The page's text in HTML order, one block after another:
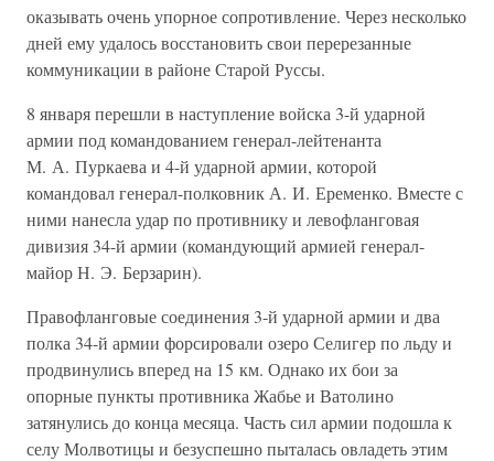
оказывать очень упорное сопротивление. Через несколько
дней ему удалось восстановить свои перерезанные
коммуникации в районе Старой Руссы.
8 января перешли в наступление войска 3-й ударной
армии под командованием генерал-лейтенанта
М. А. Пуркаева и 4-й ударной армии, которой
командовал генерал-полковник А. И. Еременко. Вместе с
ними нанесла удар по противнику и левофланговая
дивизия 34-й армии (командующий армией генерал-
майор Н. Э. Берзарин).
Правофланговые соединения 3-й ударной армии и два
полка 34-й армии форсировали озеро Селигер по льду и
продвинулись вперед на 15 км. Однако их бои за
опорные пункты противника Жабье и Ватолино
затянулись до конца месяца. Часть сил армии подошла к
селу Молвотицы и безуспешно пыталась овладеть этим